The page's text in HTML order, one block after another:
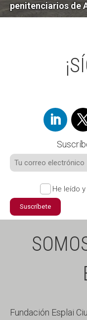
penitenciarios de
He leído
Suscríbete
Fundación Esplai